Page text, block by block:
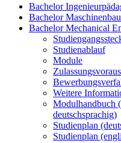
Bachelor
Bachelor
Bachelor Mechanical
Studienablauf
Module
Weitere
Modulhandbuch
deutschsprachig)
Studienplan
Studienplan